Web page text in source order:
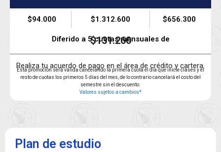
$94.000 $1.312.600 $656.300
Diferido a 5 cuotas mensuales de
$131.260
Realiza tu acuerdo de pago en el área de crédito y cartera.
Esta promoción será válida cancelando la primera cuota el día que inicie clases y el
resto de cuotas los primeros 5 días del mes, de lo contrario cancelará el costo del
semestre sin el descuento.
Valores sujetos a cambios*
Plan de estudio